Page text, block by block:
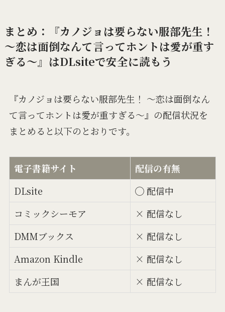
まとめ：『カノジョは要らない服部先生！
～恋は面倒なんて言ってホントは愛が重す
ぎる～』はDLsiteで安全に読もう
『カノジョは要らない服部先生！ ～恋は面倒なん
て言ってホントは愛が重すぎる～』の配信状況を
まとめると以下のとおりです。
電子書籍サイト
配信の有無
DLsite
◯ 配信中
コミックシーモア
× 配信なし
DMMブックス
× 配信なし
Amazon Kindle
× 配信なし
まんが王国
× 配信なし